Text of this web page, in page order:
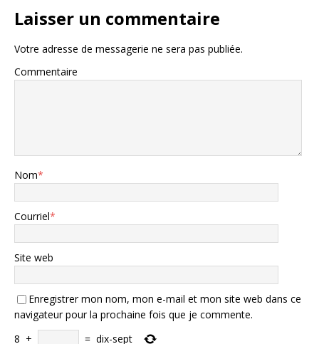
Laisser un commentaire
Votre adresse de messagerie ne sera pas publiée.
Commentaire
Nom*
Courriel*
Site web
Enregistrer mon nom, mon e-mail et mon site web dans ce
navigateur pour la prochaine fois que je commente.
8 + = dix-sept